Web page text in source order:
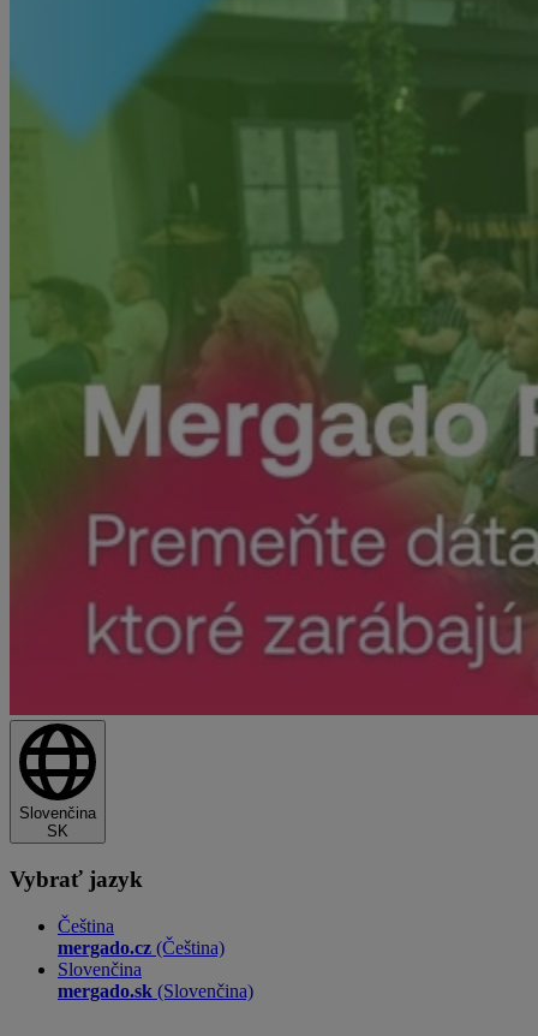
Slovenčina
SK
Vybrať jazyk
Čeština
mergado.cz (Čeština)
Slovenčina
mergado.sk (Slovenčina)